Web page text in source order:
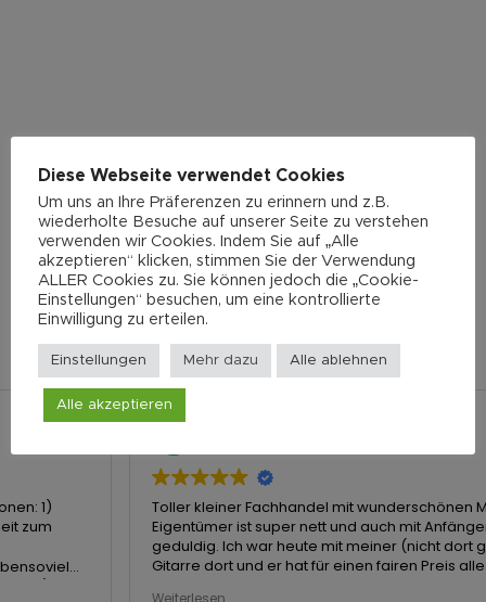
Jan Blechschmidt
Toller kleiner Fachhandel mit wunderschönen Modellen. Der
Eigentümer ist super nett und auch mit Anfängern total
geduldig. Ich war heute mit meiner (nicht dort gekauften) E-
Gitarre dort und er hat für einen fairen Preis alles super
eingestellt. 100% Empfehlung!
Diese Webseite verwendet Cookies
Um uns an Ihre Präferenzen zu erinnern und z.B.
wiederholte Besuche auf unserer Seite zu verstehen
verwenden wir Cookies. Indem Sie auf „Alle
akzeptieren“ klicken, stimmen Sie der Verwendung
ALLER Cookies zu. Sie können jedoch die „Cookie-
Einstellungen“ besuchen, um eine kontrollierte
Einwilligung zu erteilen.
Einstellungen Mehr dazu Alle ablehnen
Alle akzeptieren